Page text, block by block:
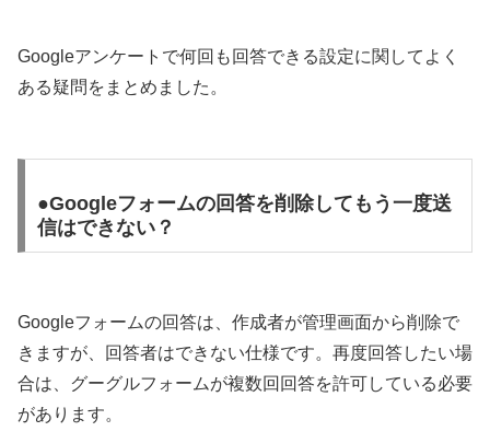
Googleアンケートで何回も回答できる設定に関してよく
ある疑問をまとめました。
●Googleフォームの回答を削除してもう一度送
信はできない？
Googleフォームの回答は、作成者が管理画面から削除で
きますが、回答者はできない仕様です。再度回答したい場
合は、グーグルフォームが複数回回答を許可している必要
があります。